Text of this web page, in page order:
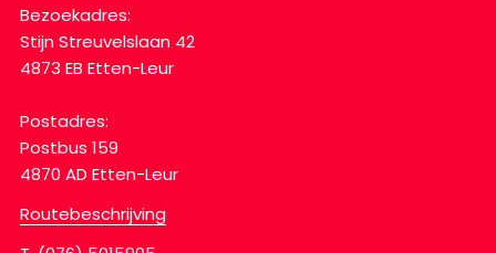
Bezoekadres:
Stijn Streuvelslaan 42
4873 EB Etten-Leur
Postadres:
Postbus 159
4870 AD Etten-Leur
Routebeschrijving